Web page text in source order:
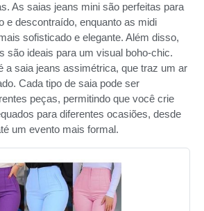
As saias jeans mini são perfeitas para
e descontraído, enquanto as midi
sofisticado e elegante. Além disso,
são ideais para um visual boho-chic.
a saia jeans assimétrica, que traz um ar
Cada tipo de saia pode ser
peças, permitindo que você crie
para diferentes ocasiões, desde
um evento mais formal.